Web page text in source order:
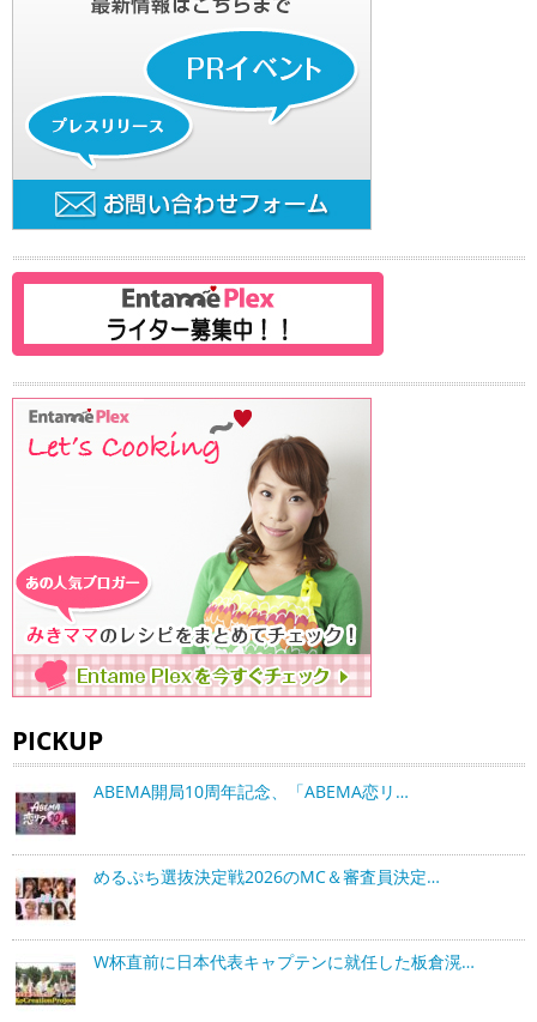
PICKUP
ABEMA開局10周年記念、「ABEMA恋リ…
めるぷち選抜決定戦2026のMC＆審査員決定…
W杯直前に日本代表キャプテンに就任した板倉滉…